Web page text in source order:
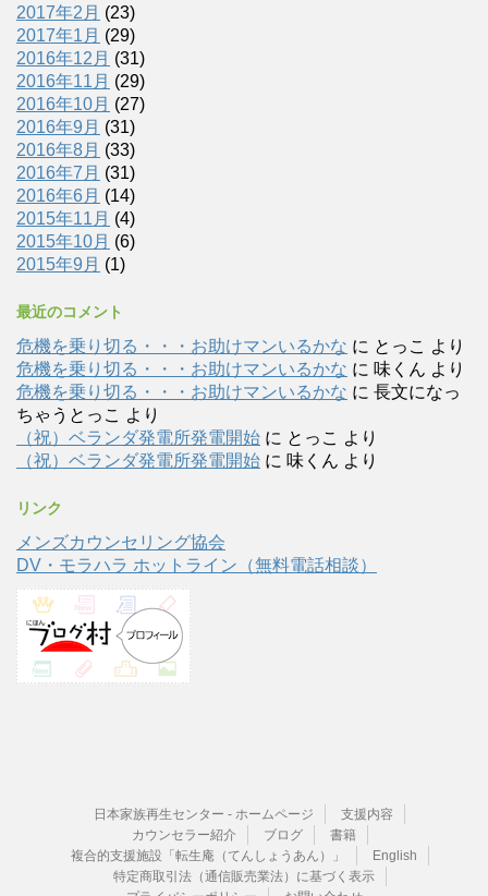
2017年2月 (23)
2017年1月 (29)
2016年12月 (31)
2016年11月 (29)
2016年10月 (27)
2016年9月 (31)
2016年8月 (33)
2016年7月 (31)
2016年6月 (14)
2015年11月 (4)
2015年10月 (6)
2015年9月 (1)
最近のコメント
危機を乗り切る・・・お助けマンいるかな に とっこ より
危機を乗り切る・・・お助けマンいるかな に 味くん より
危機を乗り切る・・・お助けマンいるかな に 長文になっ
ちゃうとっこ より
（祝）ベランダ発電所発電開始 に とっこ より
（祝）ベランダ発電所発電開始 に 味くん より
リンク
メンズカウンセリング協会
DV・モラハラ ホットライン（無料電話相談）
日本家族再生センター - ホームページ
支援内容
カウンセラー紹介
ブログ
書籍
複合的支援施設「転生庵（てんしょうあん）」
English
特定商取引法（通信販売業法）に基づく表示